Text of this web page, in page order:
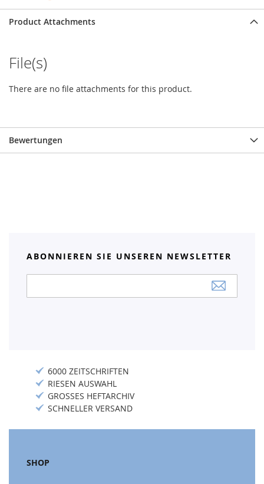
Product Attachments
File(s)
There are no file attachments for this product.
Bewertungen
ABONNIEREN SIE UNSEREN NEWSLETTER
Newsletter:
6000 ZEITSCHRIFTEN
RIESEN AUSWAHL
GROSSES HEFTARCHIV
SCHNELLER VERSAND
SHOP